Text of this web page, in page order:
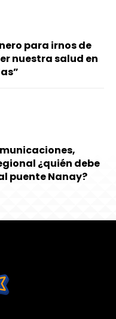
para irnos de
nuestra salud en
¿quién debe
puente Nanay?